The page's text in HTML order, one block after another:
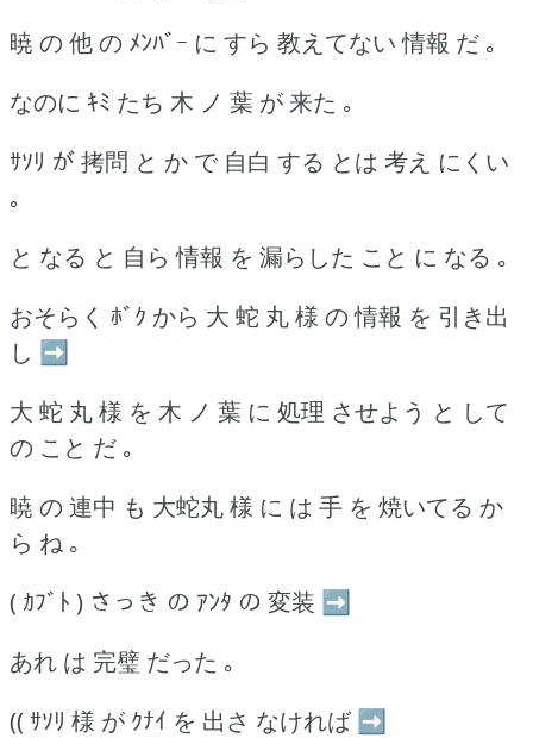
暁 の 他 の ﾒﾝﾊﾞｰ に すら 教えてない 情報 だ ｡
なのに ｷﾐ たち 木 ノ 葉 が 来た ｡
ｻｿﾘ が 拷問 と か で 自白 する とは 考え にくい
｡
と なる と 自ら 情報 を 漏らした こと に なる ｡
おそらく ﾎﾞｸ から 大 蛇 丸 様 の 情報 を 引き出
し ➡
大 蛇 丸 様 を 木 ノ 葉 に 処理 させよう と して
の こと だ ｡
暁 の 連中 も 大蛇丸 様 に は 手 を 焼いてる か
ら ね ｡
( ｶﾌﾞﾄ ) さっき の ｱﾝﾀ の 変装 ➡
あれ は 完璧 だった ｡
(( ｻｿﾘ 様 が ｸﾅｲ を 出さ なければ ➡